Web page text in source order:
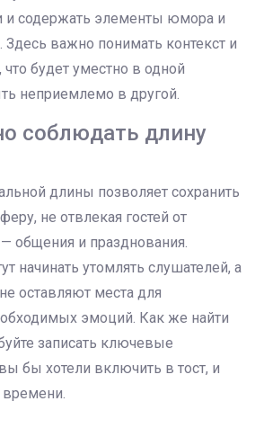
содержать элементы юмора и
Здесь важно понимать контекст и
будет уместно в одной
неприемлемо в другой.
соблюдать длину
длины позволяет сохранить
не отвлекая гостей от
общения и празднования.
начинать утомлять слушателей, а
оставляют места для
эмоций. Как же найти
записать ключевые
бы хотели включить в тост, и
времени.